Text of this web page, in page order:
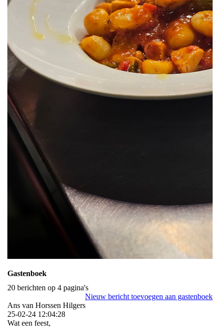
Gastenboek
20 berichten op 4 pagina's
Nieuw bericht toevoegen aan gastenboek
Ans van Horssen Hilgers
25-02-24 12:04:28
Wat een feest,